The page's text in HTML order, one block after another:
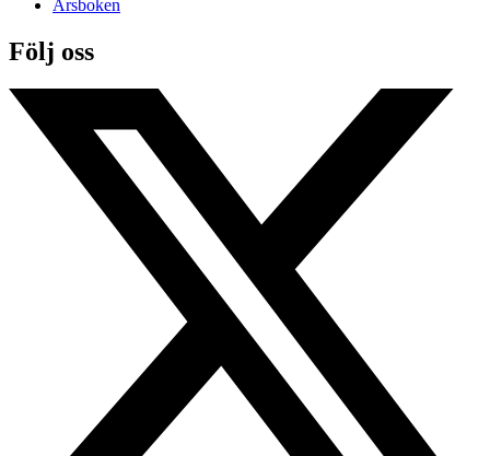
Årsboken
Följ oss